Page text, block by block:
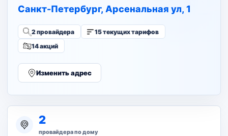
Санкт-Петербург, Арсенальная ул, 1
2 провайдера
15 текущих тарифов
14 акций
Изменить адрес
2
провайдера по дому